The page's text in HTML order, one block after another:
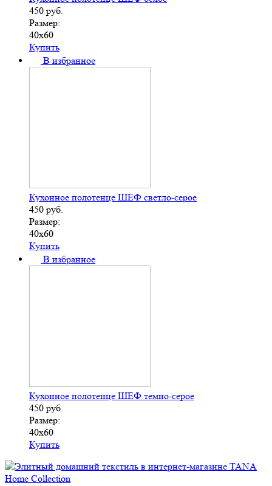
450 руб.
Размер:
40х60
Купить
В избранное
Кухонное полотенце ШЕФ светло-серое
450 руб.
Размер:
40х60
Купить
В избранное
Кухонное полотенце ШЕФ темно-серое
450 руб.
Размер:
40х60
Купить